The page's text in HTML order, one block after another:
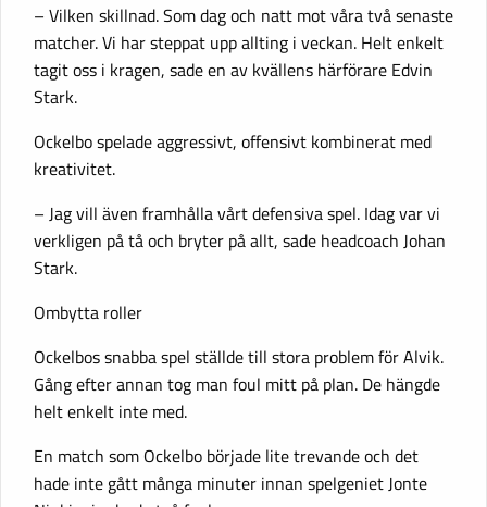
– Vilken skillnad. Som dag och natt mot våra två senaste
matcher. Vi har steppat upp allting i veckan. Helt enkelt
tagit oss i kragen, sade en av kvällens härförare Edvin
Stark.
Ockelbo spelade aggressivt, offensivt kombinerat med
kreativitet.
– Jag vill även framhålla vårt defensiva spel. Idag var vi
verkligen på tå och bryter på allt, sade headcoach Johan
Stark.
Ombytta roller
Ockelbos snabba spel ställde till stora problem för Alvik.
Gång efter annan tog man foul mitt på plan. De hängde
helt enkelt inte med.
En match som Ockelbo började lite trevande och det
hade inte gått många minuter innan spelgeniet Jonte